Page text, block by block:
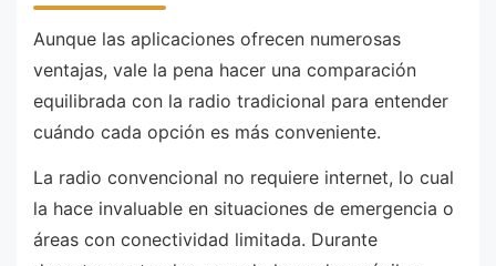
Aunque las aplicaciones ofrecen numerosas
ventajas, vale la pena hacer una comparación
equilibrada con la radio tradicional para entender
cuándo cada opción es más conveniente.
La radio convencional no requiere internet, lo cual
la hace invaluable en situaciones de emergencia o
áreas con conectividad limitada. Durante